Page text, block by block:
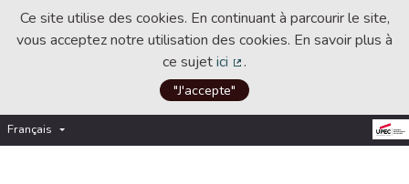
Ce site utilise des cookies. En continuant à parcourir le site,
vous acceptez notre utilisation des cookies. En savoir plus à
ce sujetici
(Lien externe)
.
"J'accepte"
Français Choisir la langue